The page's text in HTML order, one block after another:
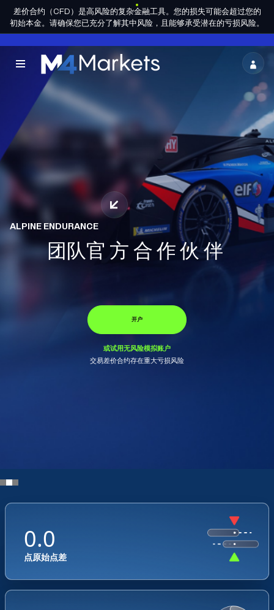
集团许可
ZH-
HANS
成为合作
伙伴
差价合约（CFD）是高风险的复杂金融工具。您的损失可能会超过您的
初始本金。请确保您已充分了解其中风险，且能够承受潜在的亏损风险。
M4Markets
-
Trading
Regulated
Broker
事半功倍
开户
或试用无风险模拟账户
ALPINE ENDURANCE
团队官方合作伙伴
开户
或试用无风险模拟账户
交易差价合约存在重大亏损风险
领取高达 $10,000
有了我们的赠金
领取您的奖金
或试用无风险模拟账户
交易差价合约存在重大亏损风险
0.0
点原始点差